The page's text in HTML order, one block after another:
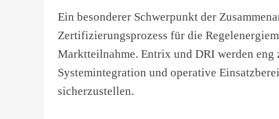
Ein besonderer Schwerpunkt der
Zertifizierungsprozess für die
Marktteilnahme. Entrix und DRI werden eng
Systemintegration und operative
sicherzustellen.